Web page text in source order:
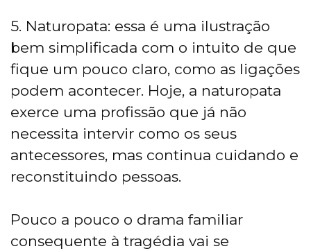
5. Naturopata: essa é uma ilustração
bem simplificada com o intuito de que
fique um pouco claro, como as ligações
podem acontecer. Hoje, a naturopata
exerce uma profissão que já não
necessita intervir como os seus
antecessores, mas continua cuidando e
reconstituindo pessoas.
Pouco a pouco o drama familiar
consequente à tragédia vai se